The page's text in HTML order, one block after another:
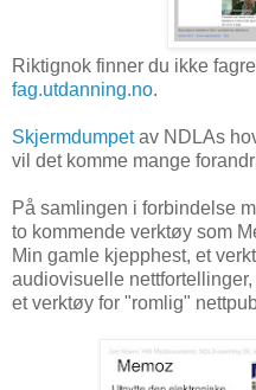
Riktignok finner du ikke
fag.utdanning.no.
Skjermdumpetav NDLAs
vil det komme mange
På samlingen i forbindelse
to kommende verktøy som
Min gamle kjepphest, et
audiovisuelle
et verktøy for "romlig"